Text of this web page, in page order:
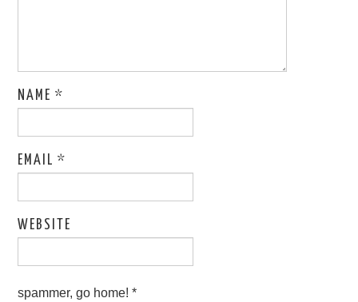
NAME*
EMAIL*
WEBSITE
spammer, go home! *